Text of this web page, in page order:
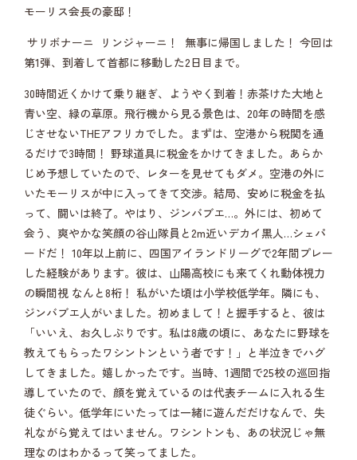
モーリス会長の豪邸！
サリボナーニ リンジャーニ！ 無事に帰国しました！ 今回は
第1弾、到着して首都に移動した2日目まで。
30時間近くかけて乗り継ぎ、ようやく到着！赤茶けた大地と
青い空、緑の草原。飛行機から見る景色は、20年の時間を感
じさせないTHEアフリカでした。まずは、空港から税関を通
るだけで3時間！ 野球道具に税金をかけてきました。あらか
じめ予想していたので、レターを見せてもダメ。空港の外に
いたモーリスが中に入ってきて交渉。結局、安めに税金を払
って、闘いは終了。やはり、ジンバブエ…。外には、初めて
会う、爽やかな笑顔の谷山隊員と2m近いデカイ黒人…シェパ
ードだ！ 10年以上前に、四国アイランドリーグで2年間プレー
した経験があります。彼は、山陽高校にも来てくれ動体視力
の瞬間視 なんと8桁！ 私がいた頃は小学校低学年。隣にも、
ジンバブエ人がいました。初めまして！と握手すると、彼は
「いいえ、お久しぶりです。私は8歳の頃に、あなたに野球を
教えてもらったワシントンという者です！」と半泣きでハグ
してきました。嬉しかったです。当時、1週間で25校の巡回指
導していたので、顔を覚えているのは代表チームに入れる生
徒ぐらい。低学年にいたっては一緒に遊んだだけなんで、失
礼ながら覚えてはいません。ワシントンも、あの状況じゃ無
理なのはわかるって笑ってました。